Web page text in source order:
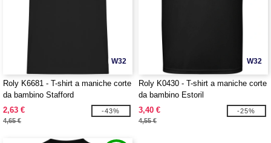
W32
Roly K6681 - T-shirt a maniche corte
da bambino Stafford
2,63 €
4,65 €
-43%
W32
Roly K0430 - T-shirt a maniche corte
da bambino Estoril
3,40 €
4,55 €
-25%